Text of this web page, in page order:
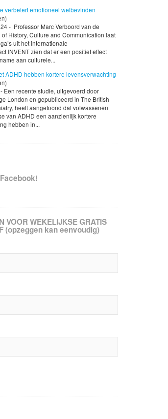
verbetert emotioneel welbevinden
- Professor Marc Verboord van de
of History, Culture and Communication laat
uit het internationale
INVENT zien dat er een positief effect
aan culturele...
ADHD hebben kortere levensverwachting
Een recente studie, uitgevoerd door
London en gepubliceerd in The British
heeft aangetoond dat volwassenen
van ADHD een aanzienlijk kortere
hebben in...
VOOR WEKELIJKSE GRATIS
(opzeggen kan eenvoudig)